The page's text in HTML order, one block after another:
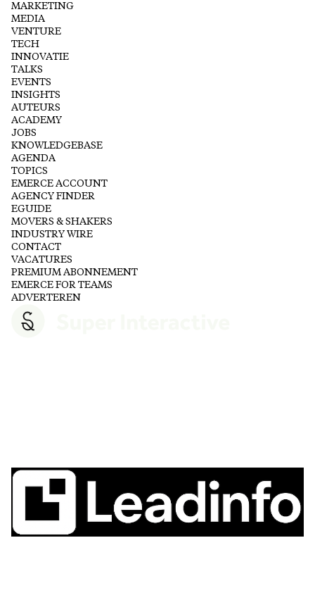
MARKETING
MEDIA
VENTURE
TECH
INNOVATIE
TALKS
EVENTS
INSIGHTS
AUTEURS
ACADEMY
JOBS
KNOWLEDGEBASE
AGENDA
TOPICS
EMERCE ACCOUNT
AGENCY FINDER
EGUIDE
MOVERS & SHAKERS
INDUSTRY WIRE
CONTACT
VACATURES
PREMIUM ABONNEMENT
EMERCE FOR TEAMS
ADVERTEREN